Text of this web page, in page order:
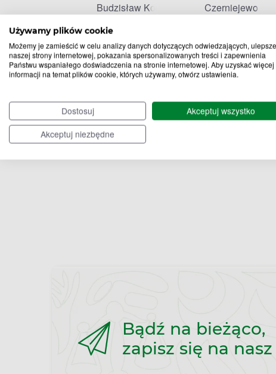
Używamy plików cookie
Możemy je zamieścić w celu analizy danych dotyczących odwiedzających,
naszej strony internetowej, pokazania spersonalizowanych treści i zapewnienia
Państwu wspaniałego doświadczenia na stronie internetowej. Aby uzyskać więcej
informacji na temat plików cookie, których używamy, otwórz ustawienia.
Dostosuj
Akceptuj wszystko
Akceptuj niezbędne
Budzisław Kościelny
Budzyń
Czerniejewo
Bądź na bieżąco,
zapisz się na